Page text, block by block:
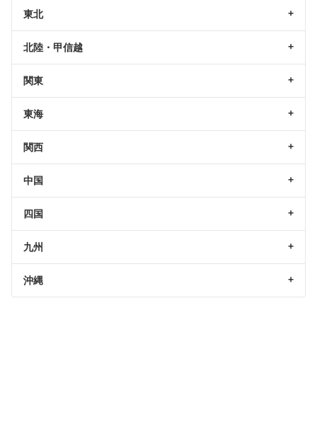
東北
北陸・甲信越
関東
東海
関西
中国
四国
九州
沖縄